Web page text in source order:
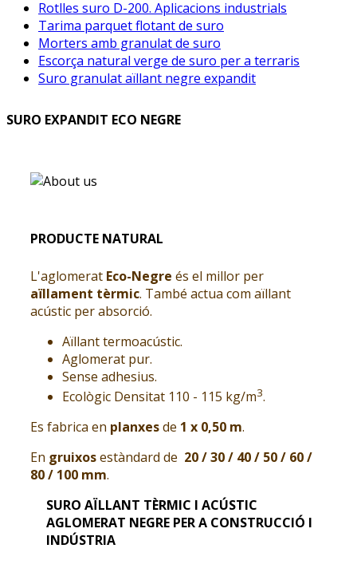
Rotlles suro D-200. Aplicacions industrials
Tarima parquet flotant de suro
Morters amb granulat de suro
Escorça natural verge de suro per a terraris
Suro granulat aïllant negre expandit
SURO EXPANDIT ECO NEGRE
PRODUCTE NATURAL
L'aglomerat Eco-Negre és el millor per
aïllament tèrmic. També actua com aïllant
acústic per absorció.
Aïllant termoacústic.
Aglomerat pur.
Sense adhesius.
Ecològic Densitat 110 - 115 kg/m3.
Es fabrica en planxesde 1 x 0,50 m.
En gruixosestàndard de 20 / 30 / 40 / 50 / 60 /
80 / 100 mm.
SURO AÏLLANT TÈRMIC I ACÚSTIC
AGLOMERAT NEGRE PER A CONSTRUCCIÓ I
INDÚSTRIA